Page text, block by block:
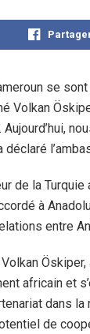
se
Volkan
de la Turquie
à
entre
africain et
dans la
de